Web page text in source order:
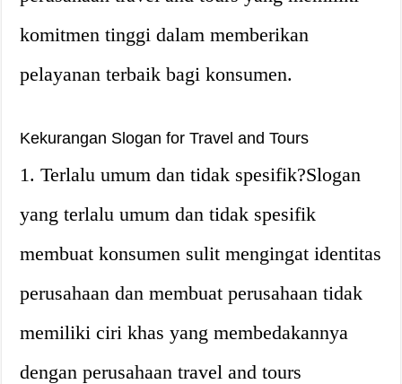
komitmen tinggi dalam memberikan
pelayanan terbaik bagi konsumen.
Kekurangan Slogan for Travel and Tours
1. Terlalu umum dan tidak spesifik?Slogan
yang terlalu umum dan tidak spesifik
membuat konsumen sulit mengingat identitas
perusahaan dan membuat perusahaan tidak
memiliki ciri khas yang membedakannya
dengan perusahaan travel and tours